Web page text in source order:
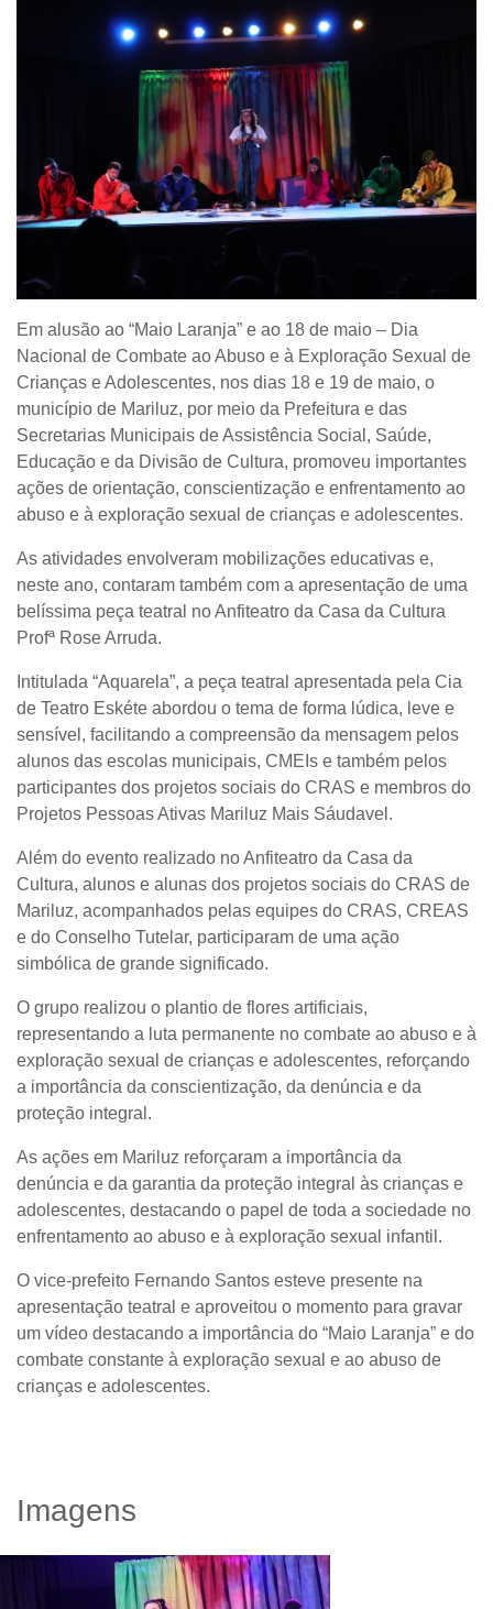
Em alusão ao “Maio Laranja” e ao 18 de maio – Dia
Nacional de Combate ao Abuso e à Exploração Sexual de
Crianças e Adolescentes, nos dias 18 e 19 de maio, o
município de Mariluz, por meio da Prefeitura e das
Secretarias Municipais de Assistência Social, Saúde,
Educação e da Divisão de Cultura, promoveu importantes
ações de orientação, conscientização e enfrentamento ao
abuso e à exploração sexual de crianças e adolescentes.
As atividades envolveram mobilizações educativas e,
neste ano, contaram também com a apresentação de uma
belíssima peça teatral no Anfiteatro da Casa da Cultura
Profª Rose Arruda.
Intitulada “Aquarela”, a peça teatral apresentada pela Cia
de Teatro Eskéte abordou o tema de forma lúdica, leve e
sensível, facilitando a compreensão da mensagem pelos
alunos das escolas municipais, CMEIs e também pelos
participantes dos projetos sociais do CRAS e membros do
Projetos Pessoas Ativas Mariluz Mais Sáudavel.
Além do evento realizado no Anfiteatro da Casa da
Cultura, alunos e alunas dos projetos sociais do CRAS de
Mariluz, acompanhados pelas equipes do CRAS, CREAS
e do Conselho Tutelar, participaram de uma ação
simbólica de grande significado.
O grupo realizou o plantio de flores artificiais,
representando a luta permanente no combate ao abuso e à
exploração sexual de crianças e adolescentes, reforçando
a importância da conscientização, da denúncia e da
proteção integral.
As ações em Mariluz reforçaram a importância da
denúncia e da garantia da proteção integral às crianças e
adolescentes, destacando o papel de toda a sociedade no
enfrentamento ao abuso e à exploração sexual infantil.
O vice-prefeito Fernando Santos esteve presente na
apresentação teatral e aproveitou o momento para gravar
um vídeo destacando a importância do “Maio Laranja” e do
combate constante à exploração sexual e ao abuso de
crianças e adolescentes.
Imagens